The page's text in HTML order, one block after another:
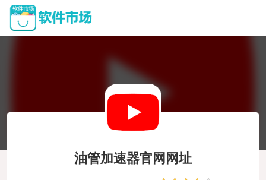
油管加速器官网网址